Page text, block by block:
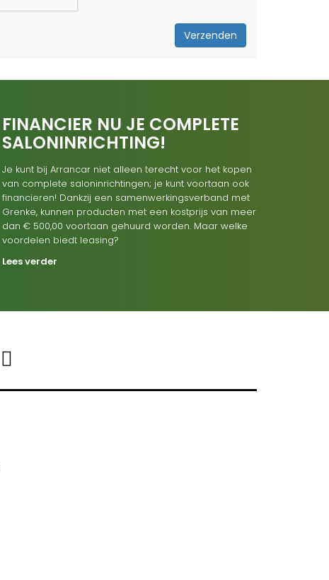
Verzenden
FINANCIER NU JE COMPLETE
SALONINRICHTING!
Je kunt bij Arrancar niet alleen terecht voor het kopen
van complete saloninrichtingen; je kunt voortaan ook
financieren! Dankzij een samenwerkingsverband met
Grenke, kunnen producten met een kostprijs van meer
dan € 500,00 voortaan gehuurd worden. Maar welke
voordelen biedt leasing?
Lees verder